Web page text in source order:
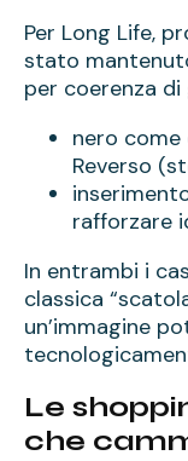
Per Long Life,
stato
per coerenza
nero
Reverso
rafforzare
In entrambi i
classica
un’immagine
Le
che